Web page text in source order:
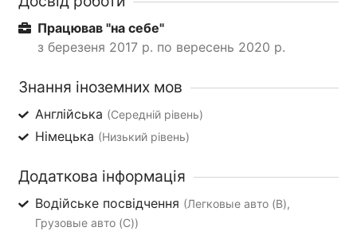
Працював "на себе"
з березеня 2017 р. по вересень 2020 р.
Знання іноземних мов
Англійська (Середній рівень)
Німецька (Низький рівень)
Додаткова інформація
Водійське посвідчення (Легковые авто (B),
Грузовые авто (C))